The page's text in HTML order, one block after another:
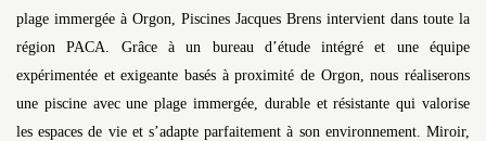
plage immergée à Orgon, Piscines Jacques Brens intervient dans toute la
région PACA. Grâce à un bureau d’étude intégré et une équipe
expérimentée et exigeante basés à proximité de Orgon, nous réaliserons
une piscine avec une plage immergée, durable et résistante qui valorise
les espaces de vie et s’adapte parfaitement à son environnement. Miroir,